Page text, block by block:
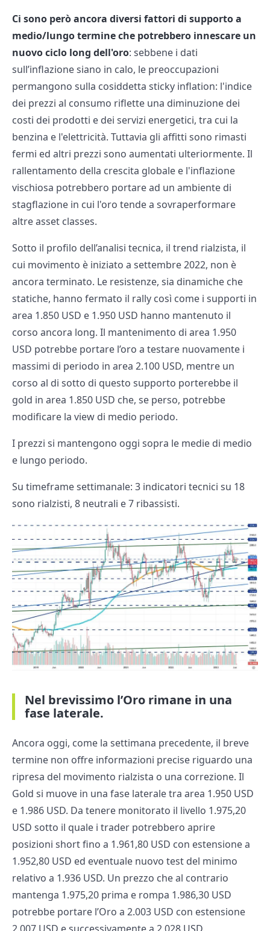
Ci sono però ancora diversi fattori di supporto a
medio/lungo termine che potrebbero innescare un
nuovo ciclo long dell'oro: sebbene i dati
sull’inflazione siano in calo, le preoccupazioni
permangono sulla cosiddetta sticky inflation: l'indice
dei prezzi al consumo riflette una diminuzione dei
costi dei prodotti e dei servizi energetici, tra cui la
benzina e l'elettricità. Tuttavia gli affitti sono rimasti
fermi ed altri prezzi sono aumentati ulteriormente. Il
rallentamento della crescita globale e l'inflazione
vischiosa potrebbero portare ad un ambiente di
stagflazione in cui l'oro tende a sovraperformare
altre asset classes.
Sotto il profilo dell’analisi tecnica, il trend rialzista, il
cui movimento è iniziato a settembre 2022, non è
ancora terminato. Le resistenze, sia dinamiche che
statiche, hanno fermato il rally così come i supporti in
area 1.850 USD e 1.950 USD hanno mantenuto il
corso ancora long. Il mantenimento di area 1.950
USD potrebbe portare l’oro a testare nuovamente i
massimi di periodo in area 2.100 USD, mentre un
corso al di sotto di questo supporto porterebbe il
gold in area 1.850 USD che, se perso, potrebbe
modificare la view di medio periodo.
I prezzi si mantengono oggi sopra le medie di medio
e lungo periodo.
Su timeframe settimanale: 3 indicatori tecnici su 18
sono rialzisti, 8 neutrali e 7 ribassisti.
Nel brevissimo l’Oro rimane in una
fase laterale.
Ancora oggi, come la settimana precedente, il breve
termine non offre informazioni precise riguardo una
ripresa del movimento rialzista o una correzione. Il
Gold si muove in una fase laterale tra area 1.950 USD
e 1.986 USD. Da tenere monitorato il livello 1.975,20
USD sotto il quale i trader potrebbero aprire
posizioni short fino a 1.961,80 USD con estensione a
1.952,80 USD ed eventuale nuovo test del minimo
relativo a 1.936 USD. Un prezzo che al contrario
mantenga 1.975,20 prima e rompa 1.986,30 USD
potrebbe portare l’Oro a 2.003 USD con estensione